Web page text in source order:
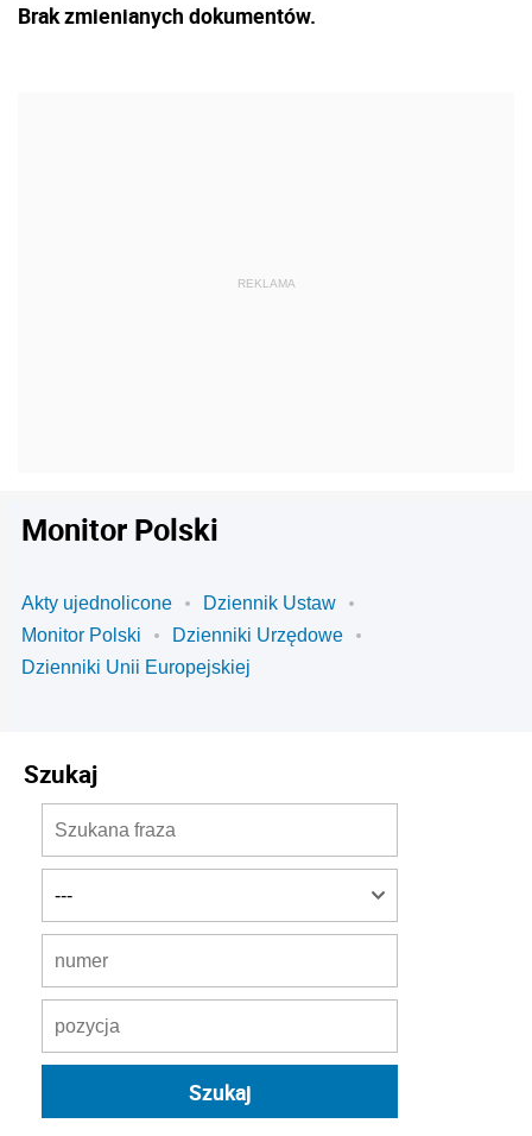
Brak zmienianych dokumentów.
Monitor Polski
Akty ujednolicone
Dziennik Ustaw
Monitor Polski
Dzienniki Urzędowe
Dzienniki Unii Europejskiej
Szukaj